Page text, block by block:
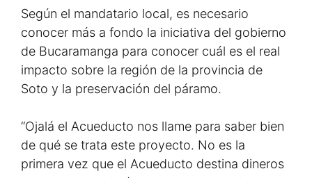
Según el mandatario local, es necesario
conocer más a fondo la iniciativa del gobierno
de Bucaramanga para conocer cuál es el real
impacto sobre la región de la provincia de
Soto y la preservación del páramo.
“Ojalá el Acueducto nos llame para saber bien
de qué se trata este proyecto. No es la
primera vez que el Acueducto destina dineros